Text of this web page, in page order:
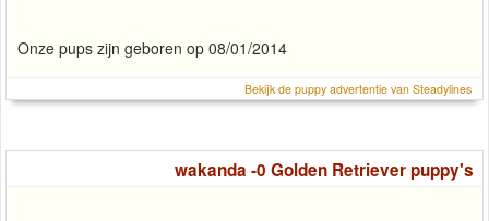
Onze pups zijn geboren op 08/01/2014
Bekijk de puppy advertentie van Steadylines
wakanda -0 Golden Retriever puppy's